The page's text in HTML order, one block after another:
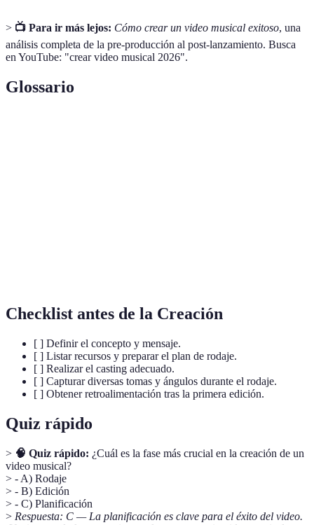
> 📺 Para ir más lejos: Cómo crear un video musical exitoso, una
análisis completa de la pre-producción al post-lanzamiento. Busca
en YouTube: "crear video musical 2026".
Glossario
Checklist antes de la Creación
[ ] Definir el concepto y mensaje.
[ ] Listar recursos y preparar el plan de rodaje.
[ ] Realizar el casting adecuado.
[ ] Capturar diversas tomas y ángulos durante el rodaje.
[ ] Obtener retroalimentación tras la primera edición.
Quiz rápido
> 🧠 Quiz rápido: ¿Cuál es la fase más crucial en la creación de un
video musical?
> - A) Rodaje
> - B) Edición
> - C) Planificación
> Respuesta: C — La planificación es clave para el éxito del video.